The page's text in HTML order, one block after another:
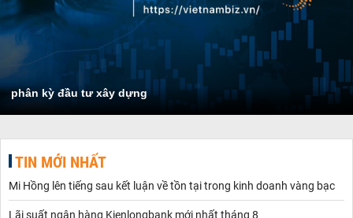
phân kỳ đầu tư xây dựng
TIN MỚI NHẤT
Mi Hồng lên tiếng sau kết luận về tồn tại trong kinh doanh vàng bạc
Lãi suất ngân hàng Kienlongbank mới nhất tháng 8